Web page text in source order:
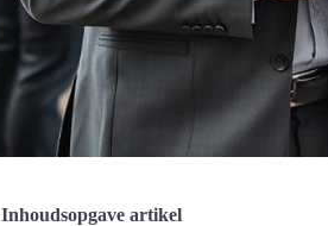
Inhoudsopgave artikel